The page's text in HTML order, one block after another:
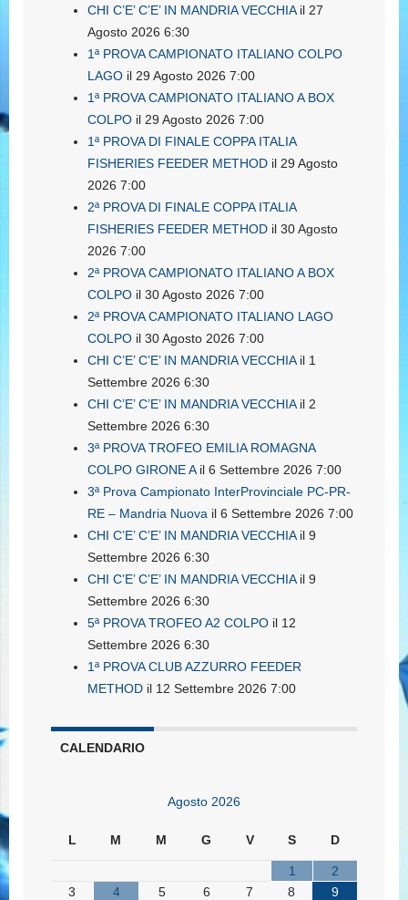
CHI C’E’ C’E’ IN MANDRIA VECCHIAil 27
Agosto 2026 6:30
1ª PROVA CAMPIONATO ITALIANO COLPO
LAGO il 29 Agosto 2026 7:00
1ª PROVA CAMPIONATO ITALIANO A BOX
COLPO il 29 Agosto 2026 7:00
1ª PROVA DI FINALE COPPA ITALIA
FISHERIES FEEDER METHOD il 29 Agosto
2026 7:00
2ª PROVA DI FINALE COPPA ITALIA
FISHERIES FEEDER METHOD il 30 Agosto
2026 7:00
2ª PROVA CAMPIONATO ITALIANO A BOX
COLPO il 30 Agosto 2026 7:00
2ª PROVA CAMPIONATO ITALIANO LAGO
COLPO il 30 Agosto 2026 7:00
CHI C’E’ C’E’ IN MANDRIA VECCHIAil 1
Settembre 2026 6:30
CHI C’E’ C’E’ IN MANDRIA VECCHIAil 2
Settembre 2026 6:30
3ª PROVA TROFEO EMILIA ROMAGNA
COLPO GIRONE Ail 6 Settembre 2026 7:00
3ª Prova Campionato InterProvinciale PC-PR-
RE – Mandria Nuova il 6 Settembre 2026 7:00
CHI C’E’ C’E’ IN MANDRIA VECCHIAil 9
Settembre 2026 6:30
CHI C’E’ C’E’ IN MANDRIA VECCHIAil 9
Settembre 2026 6:30
5ª PROVA TROFEO A2 COLPO il 12
Settembre 2026 6:30
1ª PROVA CLUB AZZURRO FEEDER
METHOD il 12 Settembre 2026 7:00
CALENDARIO
Agosto 2026
L M M G V S D
1
2
3
4 5 6 7 8
9